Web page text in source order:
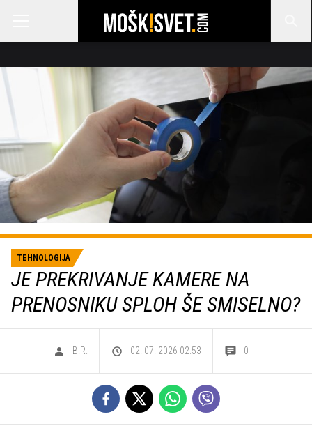
TEHNOLOGIJA
JE PREKRIVANJE KAMERE NA
PRENOSNIKU SPLOH ŠE SMISELNO?
B.R. 02. 07. 2026 02.53 0